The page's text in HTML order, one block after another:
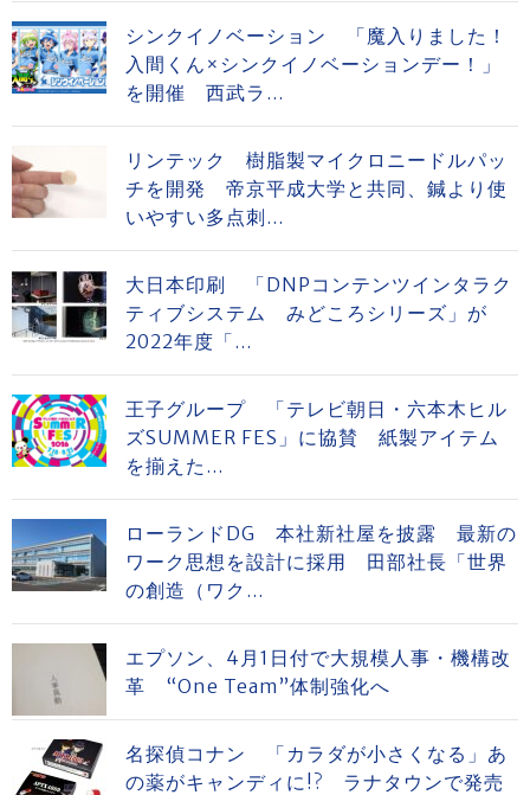
シンクイノベーション 「魔入りました！
入間くん×シンクイノベーションデー！」
を開催 西武ラ...
リンテック 樹脂製マイクロニードルパッ
チを開発 帝京平成大学と共同、鍼より使
いやすい多点刺...
大日本印刷 「DNPコンテンツインタラク
ティブシステム みどころシリーズ」が
2022年度「...
王子グループ 「テレビ朝日・六本木ヒル
ズSUMMER FES」に協賛 紙製アイテム
を揃えた...
ローランドDG 本社新社屋を披露 最新の
ワーク思想を設計に採用 田部社長「世界
の創造（ワク...
エプソン、4月1日付で大規模人事・機構改
革 “One Team”体制強化へ
名探偵コナン 「カラダが小さくなる」あ
の薬がキャンディに!? ラナタウンで発売